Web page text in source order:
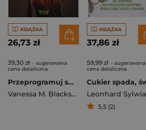
KSIĄŻKA
26,73 zł
39,30 zł - sugerowana
cena detaliczna
Przeprogramuj swój ból. Neuroplastyczna terapia PRT
Vanessa M. Blackstone
,Olivia S. Sinaiko
KSIĄŻKA
37,86 zł
59,99 zł - sugerowana
cena detaliczna
Leonhard Sylwia
5,5 (2)